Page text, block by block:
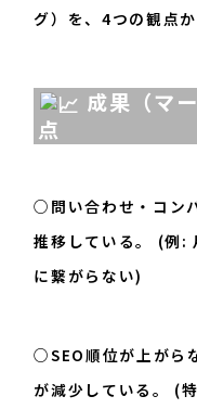
グ）を、4つの観点
成果（マ
点
○問い合わせ・コン
推移している。 (例:
に繋がらない)
○SEO順位が上がら
が減少している。 (